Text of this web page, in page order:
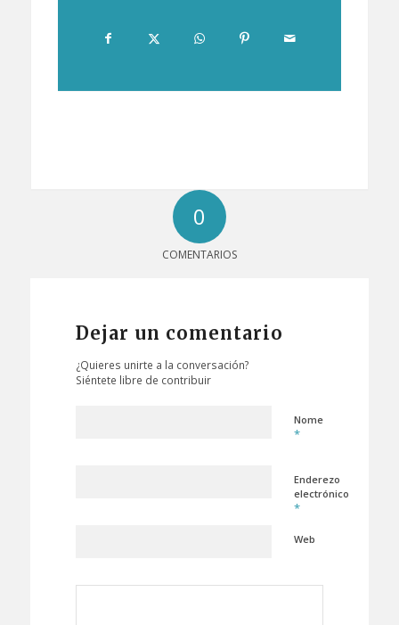
0
COMENTARIOS
Dejar un comentario
¿Quieres unirte a la conversación?
Siéntete libre de contribuir
Nome
*
Enderezo
electrónico
*
Web